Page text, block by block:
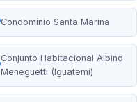
Condomínio Santa Marina
Conjunto Habitacional Albino
Meneguetti (Iguatemi)